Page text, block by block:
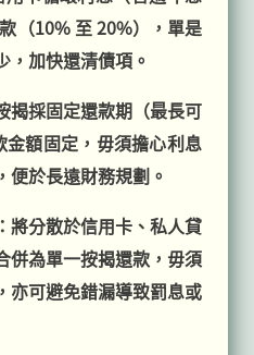
（10% 至 20%），單是
，加快還清債項。
揭採固定還款期（最長可
額固定，毋須擔心利息
便於長遠財務規劃。
將分散於信用卡、私人貸
併為單一按揭還款，毋須
亦可避免錯漏導致罰息或